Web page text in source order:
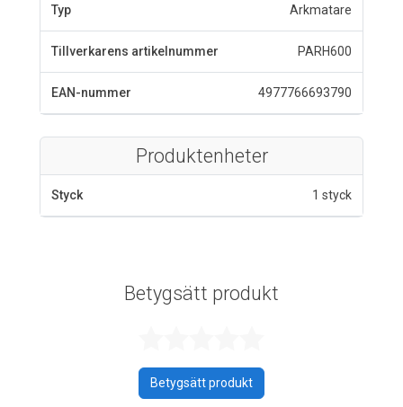
Typ Arkmatare
Tillverkarens artikelnummer PARH600
EAN-nummer 4977766693790
Produktenheter
Styck 1 styck
Betygsätt produkt
Betygsätt produkt